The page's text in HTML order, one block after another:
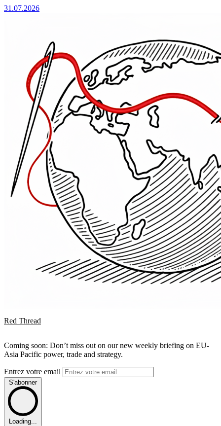
31.07.2026
Red Thread
Coming soon: Don’t miss out on our new weekly briefing on EU-
Asia Pacific power, trade and strategy.
Entrez votre email
S'abonner
Loading...